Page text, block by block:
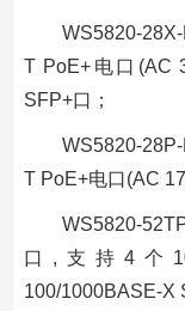
WS5820-
T PoE+电口(AC
SFP+口；
WS5820-
T PoE+电口(AC
WS5820-
口,支持4个
100/1000BASE-X